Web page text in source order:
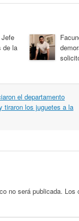
Jefe
de la
el departamento
tiraron los juguetes a la
no será publicada. Los